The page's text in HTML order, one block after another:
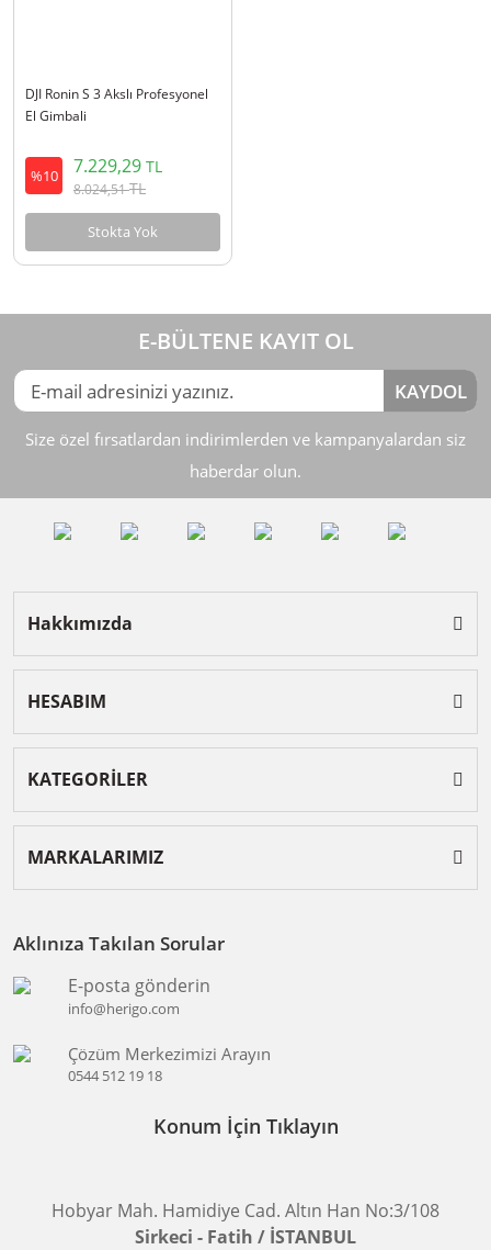
DJI Ronin S 3 Akslı Profesyonel
El Gimbali
%10 7.229,29 TL
8.024,51TL
Stokta Yok
E-BÜLTENE KAYIT OL
KAYDOL
Size özel fırsatlardan indirimlerden ve kampanyalardan siz
haberdar olun.
Hakkımızda
HESABIM
KATEGORİLER
MARKALARIMIZ
Aklınıza Takılan Sorular
E-posta gönderin
info@herigo.com
Çözüm Merkezimizi Arayın
0544 512 19 18
Konum İçin Tıklayın
Hobyar Mah. Hamidiye Cad. Altın Han No:3/108
Sirkeci - Fatih / İSTANBUL